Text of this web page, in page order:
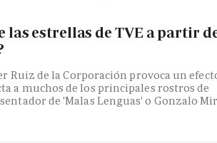
las estrellas de TVE a partir
Ruiz de la Corporación provoca un
a muchos de los principales rostros de
de 'Malas Lenguas' o Gonzalo